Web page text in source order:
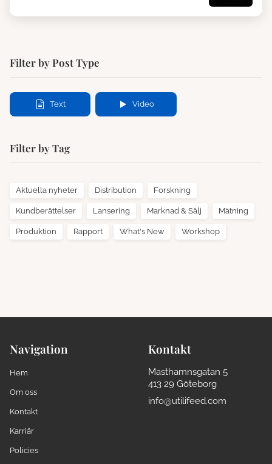
Filter by Post Type
Text Video
Filter by Tag
Aktuella nyheter Distribution Forskning
Kundberättelser Lansering Marknad & Sälj Mätning
Produktion Rapport What's New Workshop
Navigation
Hem
Om oss
Kontakt
Karriär
Policies
Kontakt
Masthamnsgatan 5
413 29 Göteborg
info@utilifeed.com